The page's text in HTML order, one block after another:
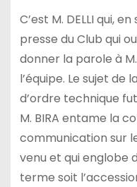
C’est M. DELLI qui,
presse du Club qui
donner la parole à
l’équipe. Le sujet
d’ordre technique
M. BIRA entame la
communication sur
venu et qui englobe
terme soit